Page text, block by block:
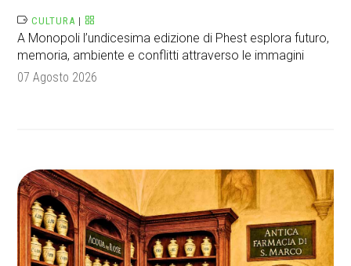
CULTURA |
A Monopoli l’undicesima edizione di Phest esplora futuro,
memoria, ambiente e conflitti attraverso le immagini
07 Agosto 2026